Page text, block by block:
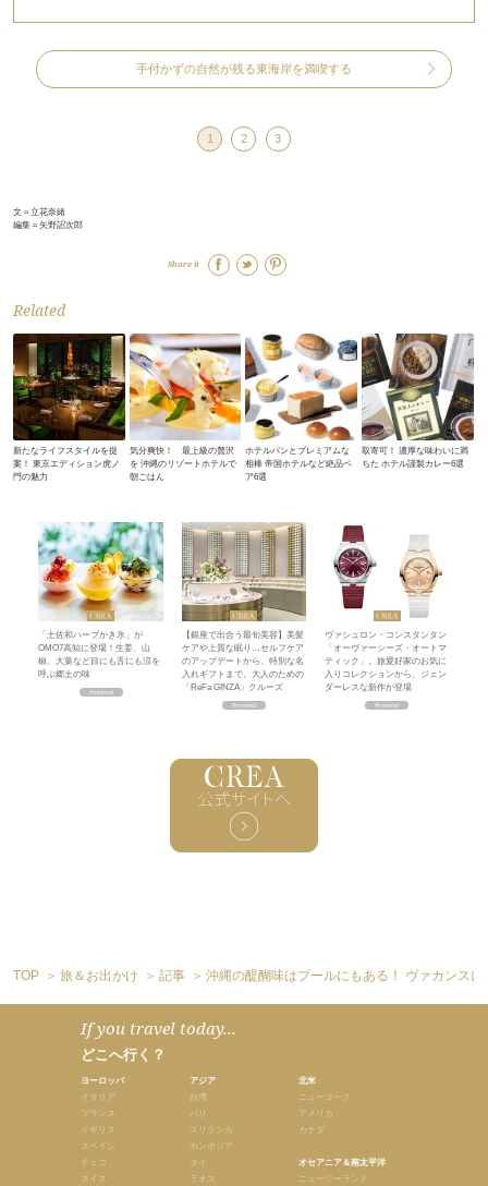
手付かずの自然が残る東海岸を満喫する
1 2 3
文＝立花奈緒
編集＝矢野詔次郎
Share it
Related
新たなライフスタイルを提
案！ 東京エディション虎ノ
門の魅力
気分爽快！ 最上級の贅沢
を 沖縄のリゾートホテルで
朝ごはん
ホテルパンとプレミアムな
相棒 帝国ホテルなど絶品ペ
ア6選
取寄可！ 濃厚な味わいに満
ちた ホテル謹製カレー6選
「土佐和ハーブかき氷」が
OMO7高知に登場！生姜、山
椒、大葉など目にも舌にも涼を
呼ぶ郷土の味
【銀座で出合う最旬美容】美髪
ケアや上質な眠り…セルフケア
のアップデートから、特別な名
入れギフトまで。大人のための
「ReFa GINZA」クルーズ
ヴァシュロン・コンスタンタン
「オーヴァーシーズ・オートマ
ティック」。旅愛好家のお気に
入りコレクションから、ジェン
ダーレスな新作が登場
TOP 旅＆お出かけ 記事 沖縄の醍醐味はプールにもある！ ヴァカンス
If you travel today...
どこへ行く？
ヨーロッパ
イタリア
フランス
イギリス
スペイン
チェコ
スイス
アジア
台湾
バリ
スリランカ
カンボジア
タイ
ラオス
北米
ニューヨーク
アメリカ
カナダ
オセアニア＆南太平洋
ニュージーランド